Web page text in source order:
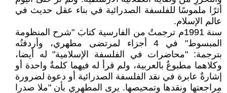
أثرًا ملموسًا للفلسفة الصدرائية في بناء عقل حديث في
عالم الإسلام.
سنة 1991م ترجمتُ من الفارسية كتابَ "شرح المنظومة
المبسوط" في 4 أجزاء لمرتضى مطهري، وأردفتُه
بترجمة: "محاضرات في الفلسفة الإسلامية" له أيضا،
وكلاهما مطبوعٌ بالعربية، ولم قرأ له فيهما كلمةٌ واحدة أو
إشارةٌ عابرة في نقد الفلسفة الصدرائية أو دعوة لضرورة
مراجعتها ونقدها وتمحيصها. يرى المطهري بأن "ملا صدرا